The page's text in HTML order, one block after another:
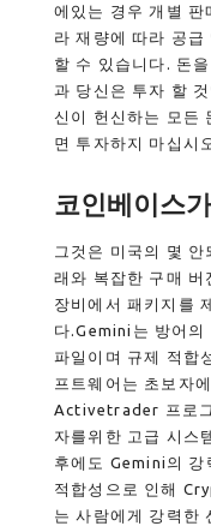
에있는 경우 개별 판
라 재량에 따라 공
할 수 있습니다. 돈
과 당신은 투자 할
신이 헌신하는 모든
면 투자하지 마십시
코인베이스
그것은 미국의 몇
래와 복잡한 구매 버
장비에서 패키지를
다.Gemini는 방어의
파일이며 규제 적합
프트웨어는 초보자
Activetrader 프로
자를위한 고급 시스
후에도 Gemini의 강
적합성으로 인해
는 사람에게 강력한